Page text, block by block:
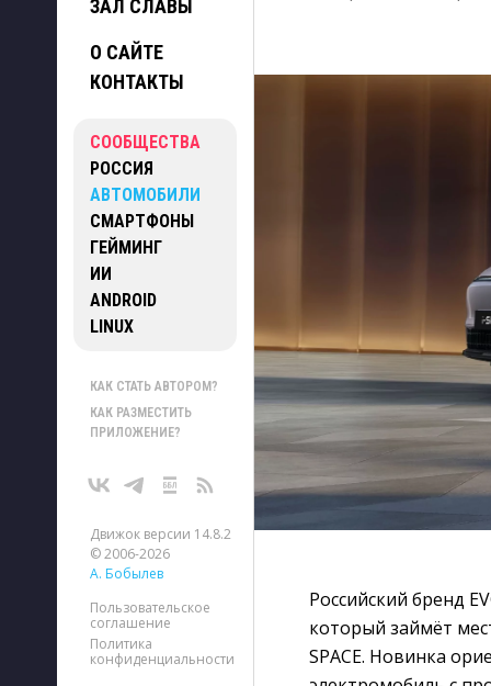
ЗАЛ СЛАВЫ
О САЙТЕ
КОНТАКТЫ
СООБЩЕСТВА
РОССИЯ
АВТОМОБИЛИ
СМАРТФОНЫ
ГЕЙМИНГ
ИИ
ANDROID
LINUX
КАК СТАТЬ АВТОРОМ?
КАК РАЗМЕСТИТЬ
ПРИЛОЖЕНИЕ?
Движок версии 14.8.2
© 2006-2026
А. Бобылев
Пользовательское
соглашение
Политика
конфиденциальности
Российский бренд
который займёт
SPACE. Новинка